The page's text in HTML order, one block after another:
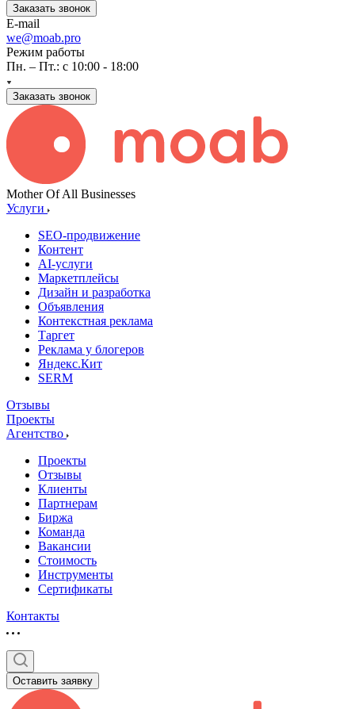
Заказать звонок
E-mail
we@moab.pro
Режим работы
Пн. – Пт.: с 10:00 - 18:00
Заказать звонок
Mother Of All Businesses
Услуги
SEO-продвижение
Контент
AI-услуги
Маркетплейсы
Дизайн и разработка
Объявления
Контекстная реклама
Таргет
Реклама у блогеров
Яндекс.Кит
SERM
Отзывы
Проекты
Агентство
Проекты
Отзывы
Клиенты
Партнерам
Биржа
Команда
Вакансии
Стоимость
Инструменты
Сертификаты
Контакты
Оставить заявку